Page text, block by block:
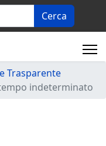
Cerca
Trasparente
indeterminato